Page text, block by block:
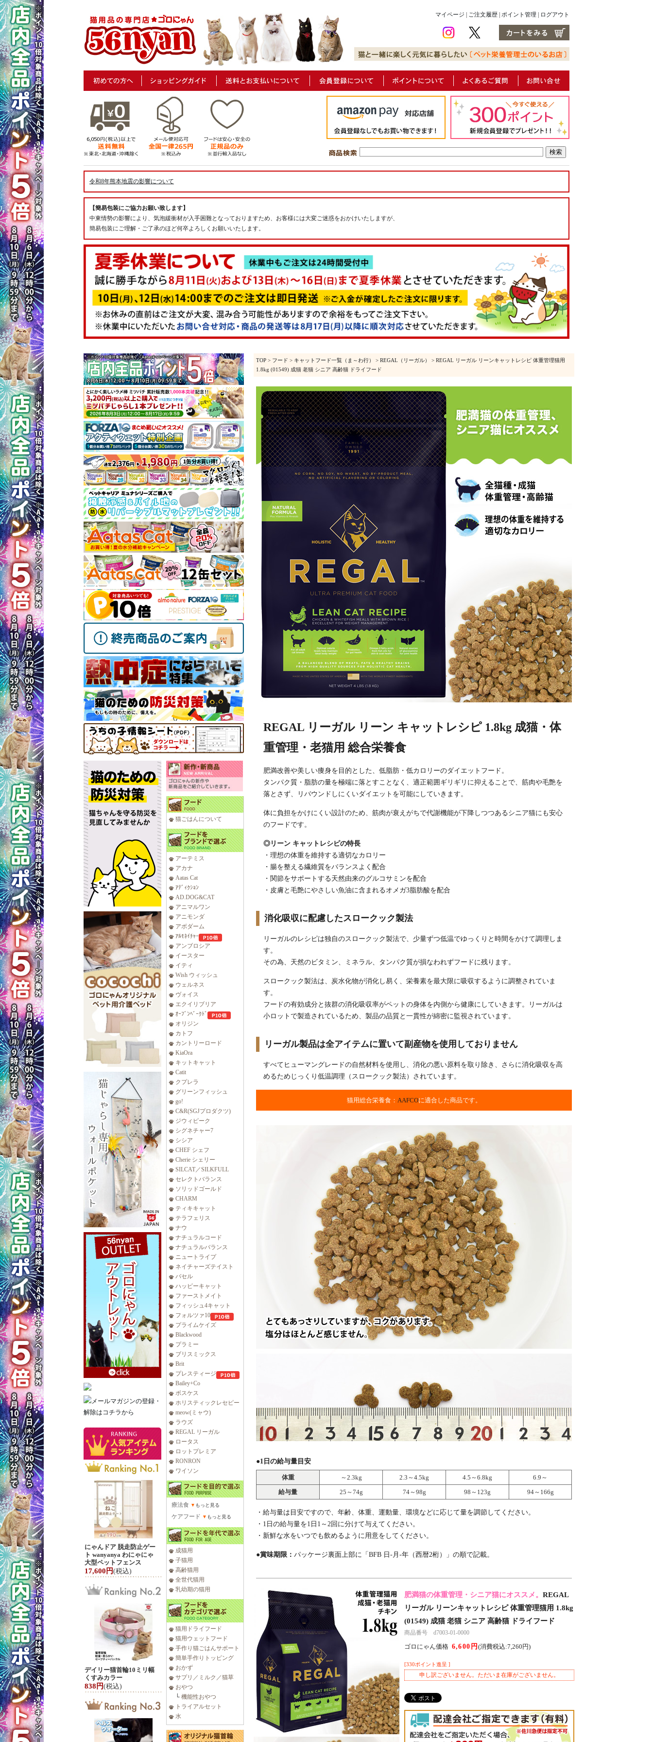
マイページ ご注文履歴 ポイント管理 ログアウト
令和8年熊本地震の影響について
【簡易包装にご協力お願い致します】
中東情勢の影響により、気泡緩衝材が入手困難となっておりますため、お客様には大変ご迷惑をおかけいたしますが、
簡易包装にご理解・ご了承のほど何卒よろしくお願いいたします。
にゃんドア 脱走防止ゲー
ト wanyanya わにゃにゃ
大型ペットフェンス
17,600円(税込)
デイリー猫首輪10ミリ幅
くすみカラー
838円(税込)
猫ごはんについて
アーテミス
アカナ
Aatas Cat
ｱﾃﾞｨｸｼｮﾝ
AD.DOG&CAT
アニマルワン
アニモンダ
アボダーム
ｱﾙﾓﾈｲﾁｬｰ
アンブロシア
イースター
イティ
Wish ウィッシュ
ウェルネス
ヴォイス
エクイリブリア
ｵｰﾌﾞﾝﾍﾞｰｸﾄﾞ
オリジン
カトフ
カントリーロード
KiaOra
キットキャット
Catit
クプレラ
グリーンフィッシュ
go!
C&R(SGJプロダクツ)
ジウィピーク
シグネチャー7
シシア
CHEF シェフ
Cherie シェリー
SILCAT／SILKFULL
セレクトバランス
ソリッドゴールド
CHARM
ティキキャット
テラフェリス
ナウ
ナチュラルコード
ナチュラルバランス
ニュートライプ
ネイチャーズテイスト
バセル
ハッピーキャット
ファーストメイト
フィッシュ4キャット
フォルツァ10
プライムケイズ
Blackwood
プラミー
ブリスミックス
Brit
プレスティージ
Bailey+Co
ボスケス
ホリスティックレセピー
meow(ミャウ)
ラウズ
REGAL リーガル
ロータス
ロットプレミア
RONRON
ワイソン
療法食 ▼ もっと見る
ケアフード ▼ もっと見る
成猫用
子猫用
高齢猫用
全世代猫用
乳幼期の猫用
猫用ドライフード
猫用ウェットフード
手作り猫ごはんサポート
簡単手作りトッピング
おかず
サプリ／ミルク／猫草
おやつ
└ 機能性おやつ
トライアルセット
水
TOP > フード > キャットフード一覧（ま～わ行） > REGAL（リーガル）
> REGAL リーガル リーンキャットレシピ 体重管理猫用
1.8kg (01549) 成猫 老猫 シニア 高齢猫 ドライフード
REGAL リーガル リーン キャットレシピ 1.8kg 成猫・体
重管理・老猫用 総合栄養食
肥満改善や美しい痩身を目的とした、低脂肪・低カロリーのダイエットフード。
タンパク質・脂肪の量を極端に落とすことなく、適正範囲ギリギリに抑えることで、筋肉や毛艶を
落とさず、リバウンドしにくいダイエットを可能にしていきます。
体に負担をかけにくい設計のため、筋肉が衰えがちで代謝機能が下降しつつあるシニア猫にも安心
のフードです。
◎リーン キャットレシピの特長
・理想の体重を維持する適切なカロリー
・腸を整える繊維質をバランスよく配合
・関節をサポートする天然由来のグルコサミンを配合
・皮膚と毛艶にやさしい魚油に含まれるオメガ3脂肪酸を配合
消化吸収に配慮したスロークック製法
リーガルのレシピは独自のスロークック製法で、少量ずつ低温でゆっくりと時間をかけて調理しま
す。
その為、天然のビタミン、ミネラル、タンパク質が損なわれずフードに残ります。
スロークック製法は、炭水化物が消化し易く、栄養素を最大限に吸収するように調整されていま
す。
フードの有効成分と抜群の消化吸収率がペットの身体を内側から健康にしていきます。リーガルは
小ロットで製造されているため、製品の品質と一貫性が綿密に監視されています。
リーガル製品は全アイテムに置いて副産物を使用しておりません
すべてヒューマングレードの自然材料を使用し、消化の悪い原料を取り除き、さらに消化吸収を高
めるためじっくり低温調理（スロークック製法）されています。
猫用総合栄養食： AAFCOに適合した商品です。
●1日の給与量目安
体重 ～2.3kg 2.3～4.5kg 4.5～6.8kg
6.9～
給与量
25～74g 74～98g 98～123g 94～166g
・給与量は目安ですので、年齢、体重、運動量、環境などに応じて量を調節してください。
・1日の給与量を1日1～2回に分けて与えてください。
・新鮮な水をいつでも飲めるように用意をしてください。
●賞味期限： パッケージ裏面上部に「BFB 日‐月‐年（西暦2桁）」の順で記載。
肥満猫の体重管理・シニア猫にオススメ。 REGAL
リーガル リーンキャットレシピ 体重管理猫用 1.8kg
(01549) 成猫 老猫 シニア 高齢猫 ドライフード
商品番号 d7003-01-0000
ゴロにゃん価格 6,600円(消費税込:7,260円)
[330ポイント進呈 ]
申し訳ございません。ただいま在庫がございません。